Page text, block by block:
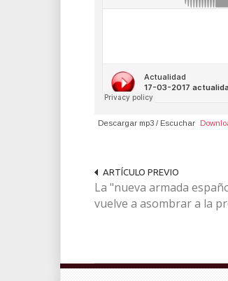
Descargar mp3 / Escuchar
ARTÍCULO PREVIO
La "nueva armada
vuelve a asombrar a la